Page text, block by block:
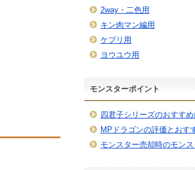
2way・二色用
キン肉マン編用
ケプリ用
ヨウユウ用
モンスターポイント
四君子シリーズのおすすめ
MPドラゴンの評価とおす
モンスター売却時のモン